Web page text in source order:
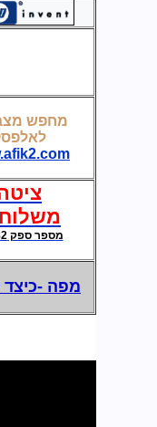
קופסת חשמל
מצברים לאל פסק-UPS
מחפש
מספר ספק 11982
מפה -כיצד